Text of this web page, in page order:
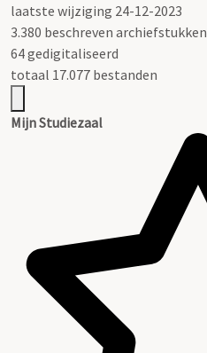
laatste wijziging 24-12-2023
3.380 beschreven archiefstukken
64 gedigitaliseerd
totaal 17.077 bestanden
Mijn Studiezaal